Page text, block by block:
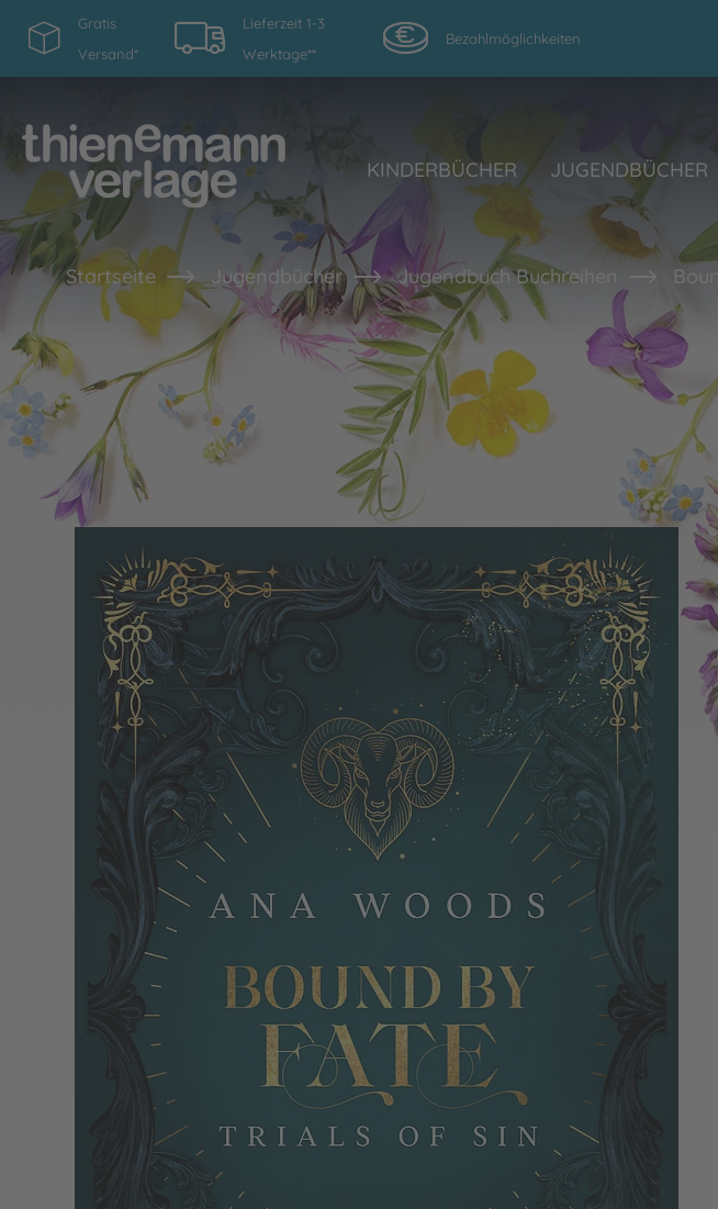
Gratis
Versand*
Lieferzeit 1-3
Werktage**
Bezahlmöglichkeiten
KINDERBÜCHER JUGENDBÜCHER
Startseite Jugendbücher Jugendbuch Buchreihen